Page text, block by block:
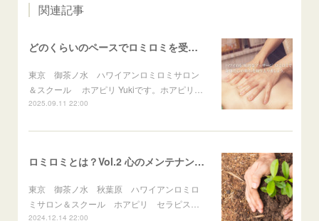
関連記事
どのくらいのペースでロミロミを受けたらいいですか？
東京 御茶ノ水 ハワイアンロミロミサロン
＆スクール ホアピリ Yukiです。ホアピリ…
2025.09.11 22:00
ロミロミとは？Vol.2 心のメンテナンスタイム
東京 御茶ノ水 秋葉原 ハワイアンロミロ
ミサロン＆スクール ホアピリ セラピス…
2024.12.14 22:00